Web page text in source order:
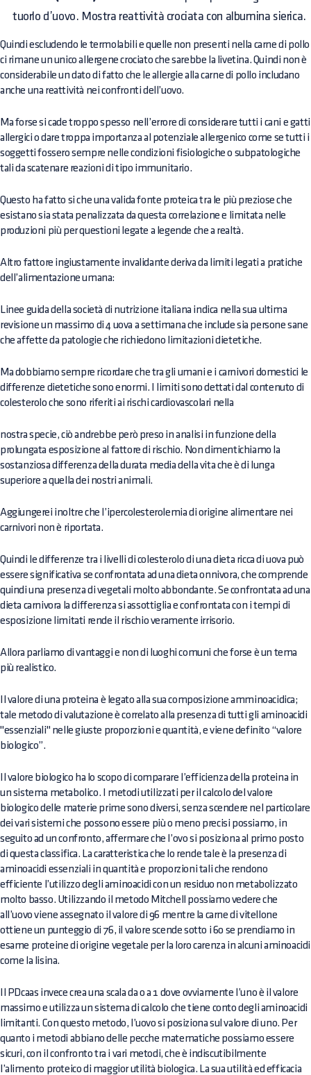
tuorlo d’uovo. Mostra reattività crociata con albumina sierica.
Quindi escludendo le termolabili e quelle non presenti nella carne di pollo
ci rimane un unico allergene crociato che sarebbe la livetina. Quindi non è
considerabile un dato di fatto che le allergie alla carne di pollo includano
anche una reattività nei confronti dell’uovo.
Ma forse si cade troppo spesso nell’errore di considerare tutti i cani e gatti
allergici o dare troppa importanza al potenziale allergenico come se tutti i
soggetti fossero sempre nelle condizioni fisiologiche o subpatologiche
tali da scatenare reazioni di tipo immunitario.
Questo ha fatto si che una valida fonte proteica tra le più preziose che
esistano sia stata penalizzata da questa correlazione e limitata nelle
produzioni più per questioni legate a legende che a realtà.
Altro fattore ingiustamente invalidante deriva da limiti legati a pratiche
dell’alimentazione umana:
Linee guida della società di nutrizione italiana indica nella sua ultima
revisione un massimo di 4 uova a settimana che include sia persone sane
che affette da patologie che richiedono limitazioni dietetiche.
Ma dobbiamo sempre ricordare che tra gli umani e i carnivori domestici le
differenze dietetiche sono enormi. I limiti sono dettati dal contenuto di
colesterolo che sono riferiti ai rischi cardiovascolari nella
nostra specie, ciò andrebbe però preso in analisi in funzione della
prolungata esposizione al fattore di rischio. Non dimentichiamo la
sostanziosa differenza della durata media della vita che è di lunga
superiore a quella dei nostri animali.
Aggiungerei inoltre che l’ipercolesterolemia di origine alimentare nei
carnivori non è riportata.
Quindi le differenze tra i livelli di colesterolo di una dieta ricca di uova può
essere significativa se confrontata ad una dieta onnivora, che comprende
quindi una presenza di vegetali molto abbondante. Se confrontata ad una
dieta carnivora la differenza si assottiglia e confrontata con i tempi di
esposizione limitati rende il rischio veramente irrisorio.
Allora parliamo di vantaggi e non di luoghi comuni che forse è un tema
più realistico.
Il valore di una proteina è legato alla sua composizione amminoacidica;
tale metodo di valutazione è correlato alla presenza di tutti gli aminoacidi
"essenziali" nelle giuste proporzioni e quantità, e viene definito “valore
biologico”.
Il valore biologico ha lo scopo di comparare l’efficienza della proteina in
un sistema metabolico. I metodi utilizzati per il calcolo del valore
biologico delle materie prime sono diversi, senza scendere nel particolare
dei vari sistemi che possono essere più o meno precisi possiamo, in
seguito ad un confronto, affermare che l’ovo si posiziona al primo posto
di questa classifica. La caratteristica che lo rende tale è la presenza di
aminoacidi essenziali in quantità e proporzioni tali che rendono
efficiente l’utilizzo degli aminoacidi con un residuo non metabolizzato
molto basso. Utilizzando il metodo Mitchell possiamo vedere che
all’uovo viene assegnato il valore di 96 mentre la carne di vitellone
ottiene un punteggio di 76, il valore scende sotto i 60 se prendiamo in
esame proteine di origine vegetale per la loro carenza in alcuni aminoacidi
come la lisina.
Il PDcaas invece crea una scala da 0 a 1 dove ovviamente l’uno è il valore
massimo e utilizza un sistema di calcolo che tiene conto degli aminoacidi
limitanti. Con questo metodo, l’uovo si posiziona sul valore di uno. Per
quanto i metodi abbiano delle pecche matematiche possiamo essere
sicuri, con il confronto tra i vari metodi, che è indiscutibilmente
l’alimento proteico di maggior utilità biologica. La sua utilità ed efficacia